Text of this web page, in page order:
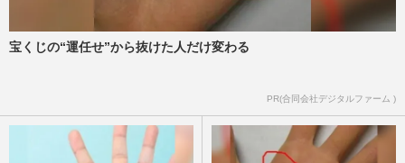
宝くじの“運任せ”から抜けた人だけ変わる
PR(合同会社デジタルファーム )